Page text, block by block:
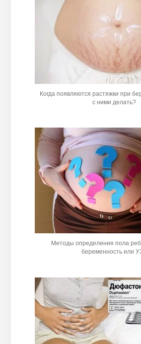
Когда появляются растяжки при
с ними делать?
Методы определения пола
беременность или